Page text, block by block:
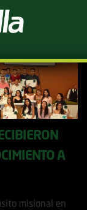
A
misional en